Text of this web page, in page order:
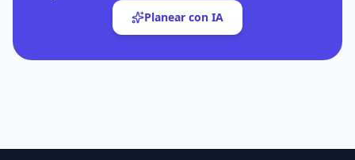
Planear con IA